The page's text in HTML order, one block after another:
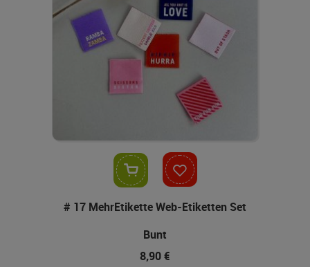
# 17 MehrEtikette Web-Etiketten Set
Bunt
8,90 €